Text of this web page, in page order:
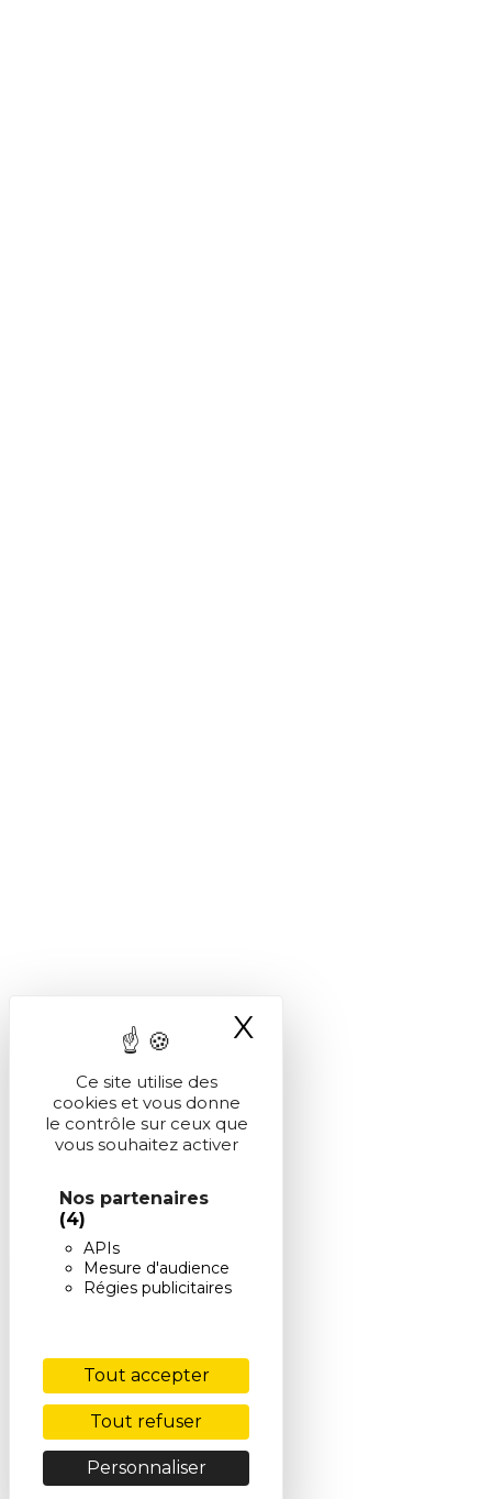
Ce site utilise des
cookies et vous donne
le contrôle sur ceux que
vous souhaitez activer
Nos partenaires
(4)
APIs
Mesure d'audience
Régies publicitaires
Tout accepter
Tout refuser
Personnaliser
X